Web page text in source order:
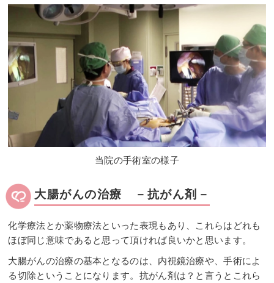
当院の手術室の様子
大腸がんの治療 －抗がん剤－
化学療法とか薬物療法といった表現もあり、これらはどれも
ほぼ同じ意味であると思って頂ければ良いかと思います。
大腸がんの治療の基本となるのは、内視鏡治療や、手術によ
る切除ということになります。抗がん剤は？と言うとこれら